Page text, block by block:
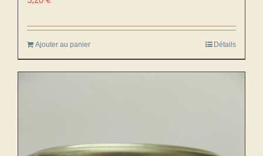
Ajouter au panier Détails